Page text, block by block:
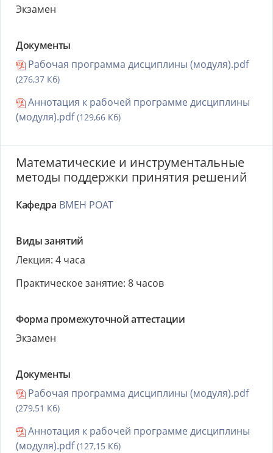
Экзамен
Документы
Рабочая программа дисциплины (модуля).pdf
(276,37 Кб)
Аннотация к рабочей программе дисциплины
(модуля).pdf(129,66 Кб)
Математические и инструментальные
методы поддержки принятия решений
Кафедра ВМЕН РОАТ
Виды занятий
Лекция: 4 часа
Практическое занятие: 8 часов
Форма промежуточной аттестации
Экзамен
Документы
Рабочая программа дисциплины (модуля).pdf
(279,51 Кб)
Аннотация к рабочей программе дисциплины
(модуля).pdf(127,15 Кб)